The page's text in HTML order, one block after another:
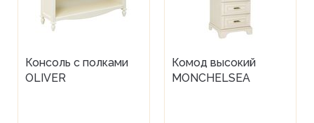
Консоль с полками
OLIVER
Комод высокий
MONCHELSEA